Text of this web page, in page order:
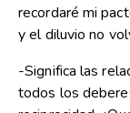
recordaré mi
y el diluvio no
-Significa las
todos los